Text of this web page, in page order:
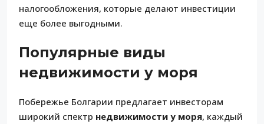
налогообложения, которые делают инвестиции
еще более выгодными.
Популярные виды
недвижимости у моря
Побережье Болгарии предлагает инвесторам
широкий спектр недвижимости у моря, каждый